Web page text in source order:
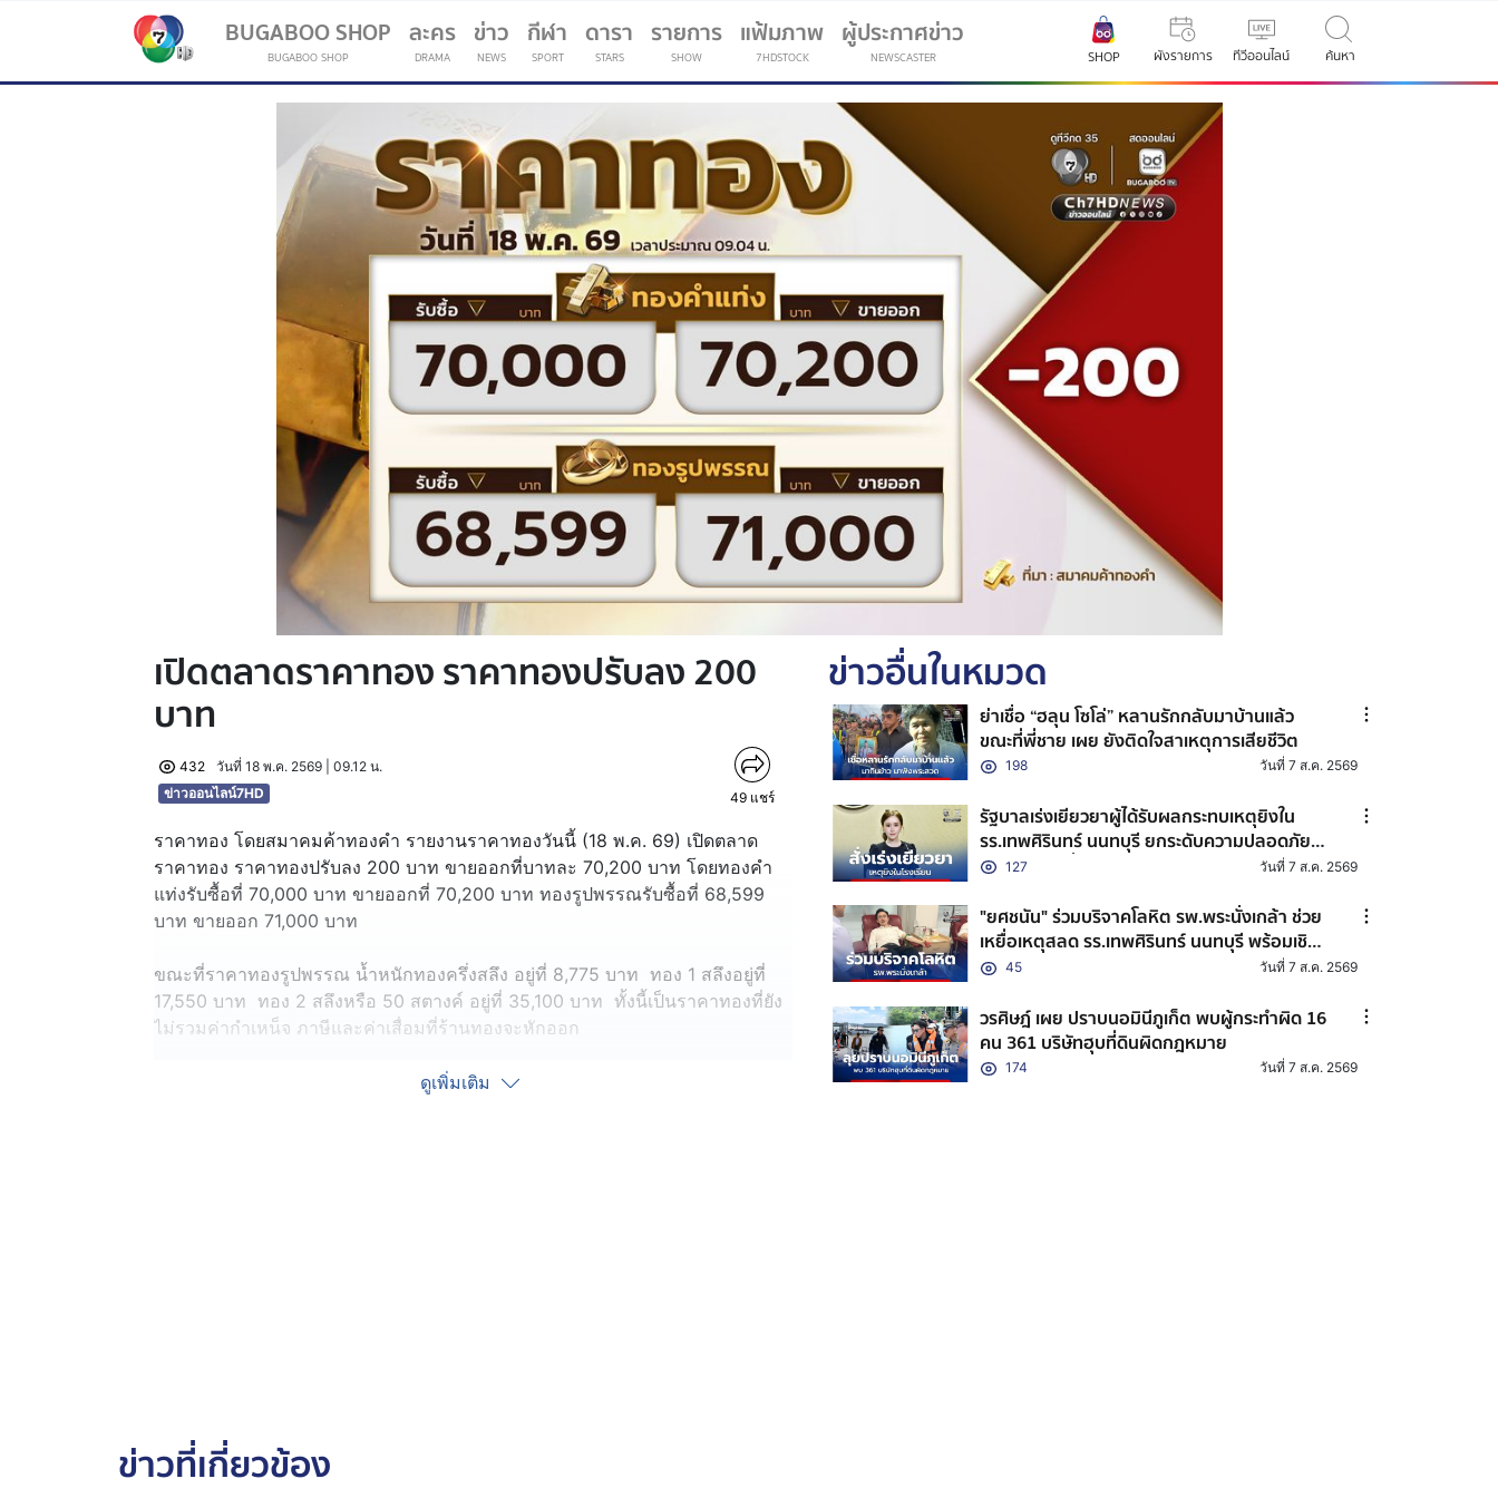
BUGABOO SHOP
BUGABOO SHOP
ละคร
DRAMA
ข่าว
NEWS
กีฬา
SPORT
(current)
ดารา
STARS
รายการ
SHOW
แฟ้มภาพ
7HDSTOCK
ผู้ประกาศข่าว
NEWSCASTER SHOP ผังรายการ ทีวีออนไลน์ ค้นหา
เปิดตลาดราคาทอง ราคาทองปรับลง 200
บาท
432
วันที่ 18 พ.ค. 2569 | 09.12 น.
ข่าวออนไลน์7HD
49 แชร์
ราคาทอง โดยสมาคมค้าทองคำ รายงานราคาทองวันนี้ (18 พ.ค. 69) เปิดตลาด
ราคาทอง ราคาทองปรับลง 200 บาท ขายออกที่บาทละ 70,200 บาท โดยทองคำ
แท่งรับซื้อที่ 70,000 บาท ขายออกที่ 70,200 บาท ทองรูปพรรณรับซื้อที่ 68,599
บาท ขายออก 71,000 บาท
ขณะที่ราคาทองรูปพรรณ น้ำหนักทองครึ่งสลึง อยู่ที่ 8,775 บาท ทอง 1 สลึงอยู่ที่
17,550 บาท ทอง 2 สลึงหรือ 50 สตางค์ อยู่ที่ 35,100 บาท ทั้งนี้เป็นราคาทองที่ยัง
ไม่รวมค่ากำเหน็จ ภาษีและค่าเสื่อมที่ร้านทองจะหักออก
ขณะที่ราคาทองคำตลาดโลก (Gold Spot) อยู่ที่ 4,532 หรียญสหรัฐ/ออนซ์
ดูเพิ่มเติม
ข่าวอื่นในหมวด
ย่าเชื่อ “ฮลุน โซโล่” หลานรักกลับมาบ้านแล้ว
ขณะที่พี่ชาย เผย ยังติดใจสาเหตุการเสียชีวิต
198 วันที่ 7 ส.ค. 2569
รัฐบาลเร่งเยียวยาผู้ได้รับผลกระทบเหตุยิงใน
รร.เทพศิรินทร์ นนทบุรี ยกระดับความปลอดภัย
สถานศึกษาทั่วประเทศ
127 วันที่ 7 ส.ค. 2569
"ยศชนัน" ร่วมบริจาคโลหิต รพ.พระนั่งเกล้า ช่วย
เหยื่อเหตุสลด รร.เทพศิรินทร์ นนทบุรี พร้อมเชิญ
ชวน ปชช. ร่วมต่อลมหายใจผู้บาดเจ็บ
45 วันที่ 7 ส.ค. 2569
วรศิษฎ์ เผย ปราบนอมินีภูเก็ต พบผู้กระทำผิด 16
คน 361 บริษัทฮุบที่ดินผิดกฎหมาย
174 วันที่ 7 ส.ค. 2569
ข่าวที่เกี่ยวข้อง